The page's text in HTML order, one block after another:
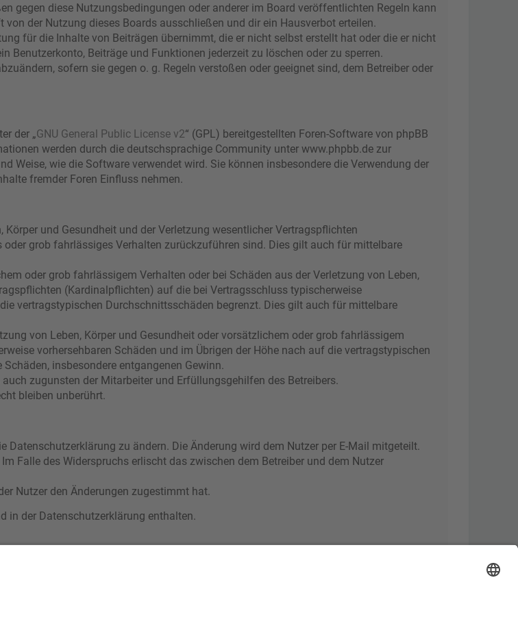
gegen diese Nutzungsbedingungen oder anderer im Board veröffentlichten Regeln kann
der Nutzung dieses Boards ausschließen und dir ein Hausverbot erteilen.
für die Inhalte von Beiträgen übernimmt, die er nicht selbst erstellt hat oder die er nicht
Benutzerkonto, Beiträge und Funktionen jederzeit zu löschen oder zu sperren.
sofern sie gegen o. g. Regeln verstoßen oder geeignet sind, dem Betreiber oder
der „GNU General Public License v2“ (GPL) bereitgestellten Foren-Software von phpBB
werden durch die deutschsprachige Community unter www.phpbb.de zur
Weise, wie die Software verwendet wird. Sie können insbesondere die Verwendung der
fremder Foren Einfluss nehmen.
und Gesundheit und der Verletzung wesentlicher Vertragspflichten
grob fahrlässiges Verhalten zurückzuführen sind. Dies gilt auch für mittelbare
oder grob fahrlässigem Verhalten oder bei Schäden aus der Verletzung von Leben,
(Kardinalpflichten) auf die bei Vertragsschluss typischerweise
vertragstypischen Durchschnittsschäden begrenzt. Dies gilt auch für mittelbare
von Leben, Körper und Gesundheit oder vorsätzlichem oder grob fahrlässigem
vorhersehbaren Schäden und im Übrigen der Höhe nach auf die vertragstypischen
insbesondere entgangenen Gewinn.
zugunsten der Mitarbeiter und Erfüllungsgehilfen des Betreibers.
bleiben unberührt.
Datenschutzerklärung zu ändern. Die Änderung wird dem Nutzer per E-Mail mitgeteilt.
Falle des Widerspruchs erlischt das zwischen dem Betreiber und dem Nutzer
Nutzer den Änderungen zugestimmt hat.
in der Datenschutzerklärung enthalten.